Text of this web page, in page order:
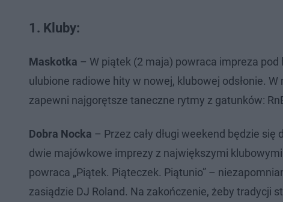
1. Kluby:
Maskotka – W piątek (2 maja) powraca impreza pod
ulubione radiowe hity w nowej, klubowej odsłonie.
zapewni najgorętsze taneczne rytmy z gatunków:
Dobra Nocka – Przez cały długi weekend będzie
dwie majówkowe imprezy z największymi
powraca „Piątek. Piąteczek. Piątunio” –
zasiądzie DJ Roland. Na zakończenie, żeby tradycji